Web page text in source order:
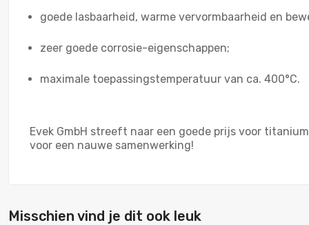
goede lasbaarheid, warme vervormbaarheid en
zeer goede corrosie-eigenschappen;
maximale toepassingstemperatuur van ca. 400°C.
Evek GmbH streeft naar een goede prijs voor
voor een nauwe samenwerking!
Misschien vind je dit ook leuk